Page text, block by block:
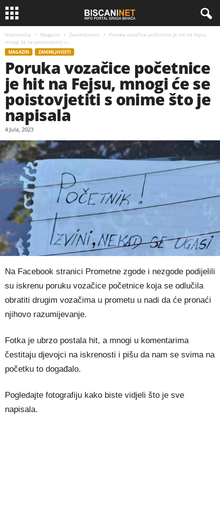
Naslovnica Magazin Zanimljivosti
Poruka vozačice početnice je hit na Fejsu,
mnogi će se poistovjetiti s...
MAGAZIN ZANIMLJIVOSTI
Poruka vozačice početnice
je hit na Fejsu, mnogi će se
poistovjetiti s onime što je
napisala
4 Jula, 2023
Na Facebook stranici Prometne zgode i nezgode podijelili
su iskrenu poruku vozačice početnice koja se odlučila
obratiti drugim vozačima u prometu u nadi da će pronaći
njihovo razumijevanje.
Fotka je ubrzo postala hit, a mnogi u komentarima
čestitaju djevojci na iskrenosti i pišu da nam se svima na
početku to događalo.
Pogledajte fotografiju kako biste vidjeli što je sve
napisala.